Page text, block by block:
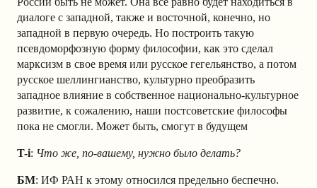
диалоге с западной, также и восточной, конечно, но
западной в первую очередь. Но построить такую
псевдоморфозную форму философии, как это сделал
марксизм в свое время или русское гегельянство, а потом
русское шеллингианство, культурно преобразить
западное влияние в собственное национально-культурное
развитие, к сожалению, наши постсоветские философы
пока не смогли. Может быть, смогут в будущем
T-i: Что же, по-вашему, нужно было делать?
БМ: ИФ РАН к этому относился предельно беспечно.